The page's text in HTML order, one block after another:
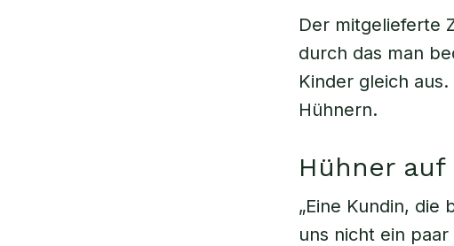
Der mitgelieferte
durch das man
Kinder gleich
Hühnern.
Hühner
„Eine Kundin,
uns nicht ein